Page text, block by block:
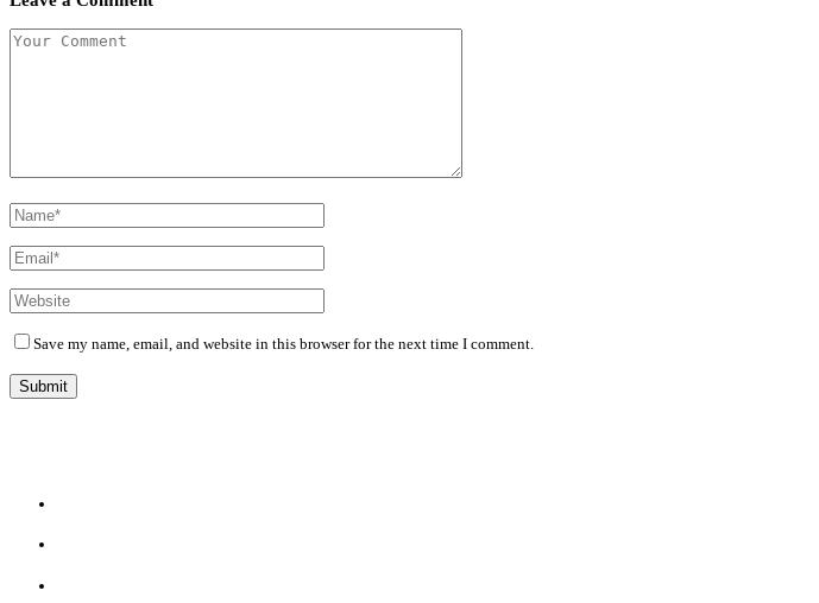
Save my name, email, and website in this browser for the next time I comment.